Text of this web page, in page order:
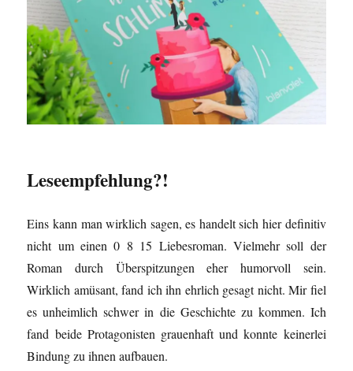
Leseempfehlung?!
Eins kann man wirklich sagen, es handelt sich hier definitiv
nicht um einen 0 8 15 Liebesroman. Vielmehr soll der
Roman durch Überspitzungen eher humorvoll sein.
Wirklich amüsant, fand ich ihn ehrlich gesagt nicht. Mir fiel
es unheimlich schwer in die Geschichte zu kommen. Ich
fand beide Protagonisten grauenhaft und konnte keinerlei
Bindung zu ihnen aufbauen.